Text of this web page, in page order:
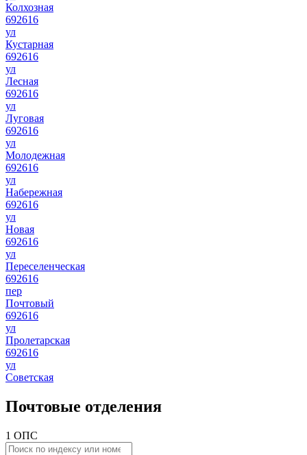
Колхозная
692616
ул
Кустарная
692616
ул
Лесная
692616
ул
Луговая
692616
ул
Молодежная
692616
ул
Набережная
692616
ул
Новая
692616
ул
Переселенческая
692616
пер
Почтовый
692616
ул
Пролетарская
692616
ул
Советская
Почтовые отделения
1 ОПС